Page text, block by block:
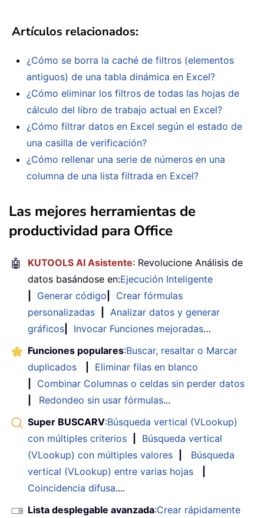
Artículos relacionados:
¿Cómo se borra la caché de filtros (elementos
antiguos) de una tabla dinámica en Excel?
¿Cómo eliminar los filtros de todas las hojas de
cálculo del libro de trabajo actual en Excel?
¿Cómo filtrar datos en Excel según el estado de
una casilla de verificación?
¿Cómo rellenar una serie de números en una
columna de una lista filtrada en Excel?
Las mejores herramientas de
productividad para Office
🤖 KUTOOLS AI Asistente: Revolucione Análisis de
datos basándose en:Ejecución Inteligente
Generar código
Crear fórmulas
personalizadas
Analizar datos y generar
gráficos
Invocar Funciones mejoradas…
Funciones populares:Buscar, resaltar o Marcar
duplicados
Eliminar filas en blanco
Combinar Columnas o celdas sin perder datos
Redondeo sin usar fórmulas...
Super BUSCARV:Búsqueda vertical (VLookup)
con múltiples criterios
Búsqueda vertical
(VLookup) con múltiples valores
Búsqueda
vertical (VLookup) entre varias hojas
Coincidencia difusa....
Lista desplegable avanzada:Crear rápidamente